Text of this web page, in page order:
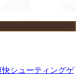
シューティングゲ